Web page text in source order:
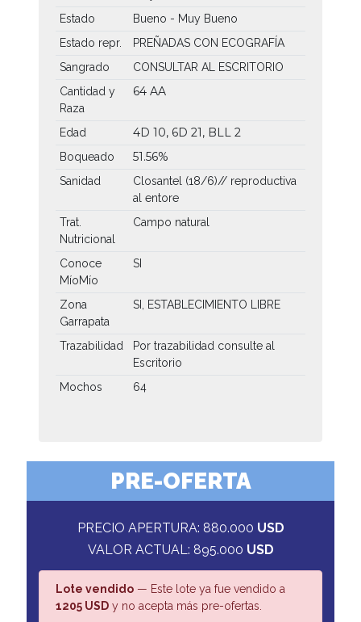
Estado
Bueno - Muy Bueno
Estado repr.
PREÑADAS CON ECOGRAFÍA
Sangrado
CONSULTAR AL ESCRITORIO
Cantidad y
Raza
64 AA
Edad 4D 10, 6D 21, BLL 2
Boqueado 51.56%
Sanidad
Closantel (18/6)// reproductiva
al entore
Trat.
Nutricional
Campo natural
Conoce
MíoMío
SI
Zona
Garrapata
SI, ESTABLECIMIENTO LIBRE
Trazabilidad
Por trazabilidad consulte al
Escritorio
Mochos
64
PRE-OFERTA
PRECIO APERTURA: 880.000 USD
VALOR ACTUAL: 895.000 USD
Lote vendido — Este lote ya fue vendido a
1205 USD y no acepta más pre-ofertas.